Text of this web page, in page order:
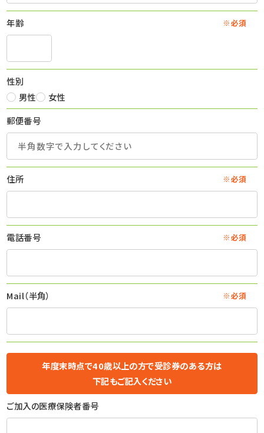
年齢 ※必須
性別
男性
女性
郵便番号
住所 ※必須
電話番号 ※必須
Mail（半角） ※必須
年度末時点で40歳以上の方で受診券のある方は
下記もご記入ください
ご加入の医療保険者番号